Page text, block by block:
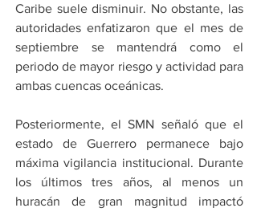
Caribe suele disminuir. No obstante, las
autoridades enfatizaron que el mes de
septiembre se mantendrá como el
periodo de mayor riesgo y actividad para
ambas cuencas oceánicas.
Posteriormente, el SMN señaló que el
estado de Guerrero permanece bajo
máxima vigilancia institucional. Durante
los últimos tres años, al menos un
huracán de gran magnitud impactó